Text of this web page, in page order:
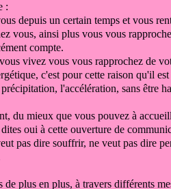
:
depuis un certain temps et vous
vous, ainsi plus vous vous
compte.
vivez vous vous rapprochez de
c'est pour cette raison qu'il
l'accélération, sans être
du mieux que vous pouvez à
oui à cette ouverture de
pas dire souffrir, ne veut pas dire
de plus en plus, à travers différents